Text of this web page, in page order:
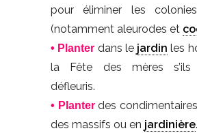
pour éliminer les colonies
(notamment aleurodes et
• Planter dans le jardin les
la Fête des mères
défleuris.
• Planterdes
des massifs ou en jardinière.